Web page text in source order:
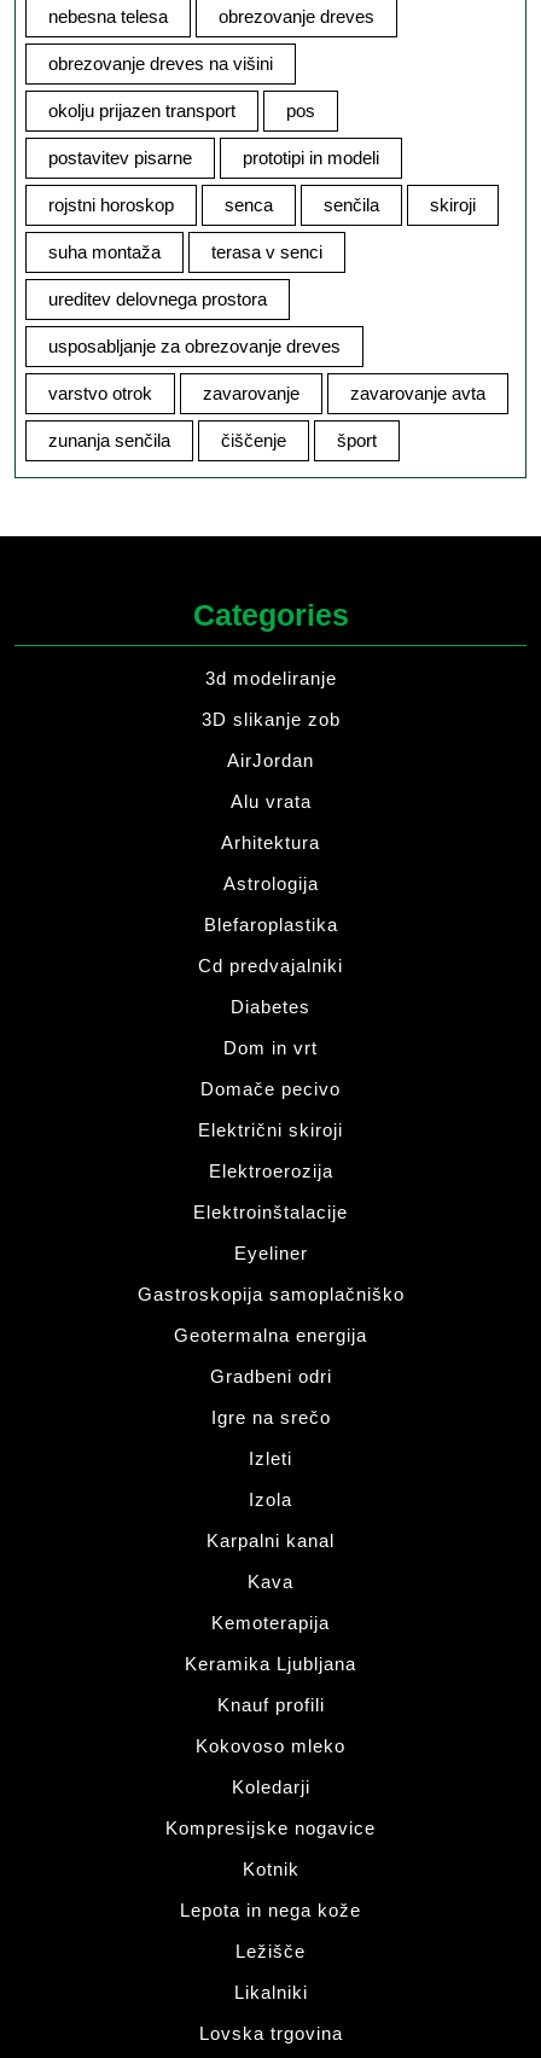
nebesna telesa obrezovanje dreves
obrezovanje dreves na višini
okolju prijazen transport pos
postavitev pisarne prototipi in modeli
rojstni horoskop senca senčila skiroji
suha montaža terasa v senci
ureditev delovnega prostora
usposabljanje za obrezovanje dreves
varstvo otrok zavarovanje zavarovanje avta
zunanja senčila čiščenje šport
Categories
3d modeliranje
3D slikanje zob
AirJordan
Alu vrata
Arhitektura
Astrologija
Blefaroplastika
Cd predvajalniki
Diabetes
Dom in vrt
Domače pecivo
Električni skiroji
Elektroerozija
Elektroinštalacije
Eyeliner
Gastroskopija samoplačniško
Geotermalna energija
Gradbeni odri
Igre na srečo
Izleti
Izola
Karpalni kanal
Kava
Kemoterapija
Keramika Ljubljana
Knauf profili
Kokovoso mleko
Koledarji
Kompresijske nogavice
Kotnik
Lepota in nega kože
Ležišče
Likalniki
Lovska trgovina